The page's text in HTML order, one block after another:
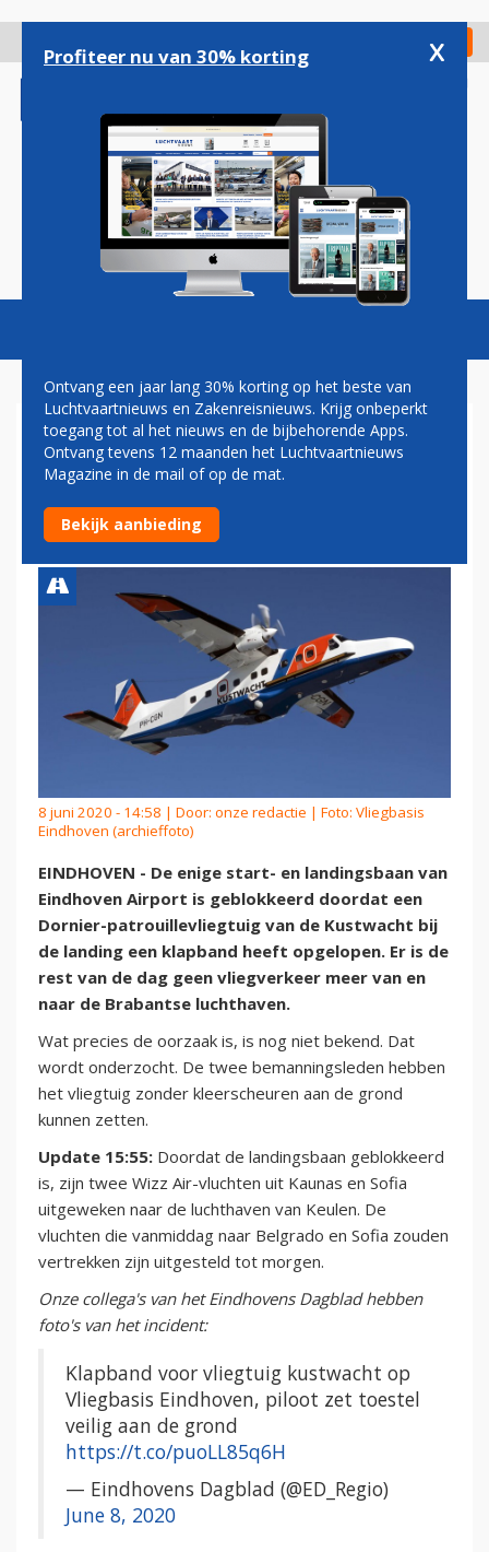
gaan
Check in
Magazine Podcasts Vacatures
STARTBAAN EINDHOVEN
GEBLOKKEERD DOOR
VLIEGTUIG MET KLAPBAND
8 juni 2020 - 14:58 | Door: onze redactie | Foto: Vliegbasis
Eindhoven (archieffoto)
EINDHOVEN - De enige start- en landingsbaan van
Eindhoven Airport is geblokkeerd doordat een
Dornier-patrouillevliegtuig van de Kustwacht bij
de landing een klapband heeft opgelopen. Er is de
rest van de dag geen vliegverkeer meer van en
naar de Brabantse luchthaven.
Wat precies de oorzaak is, is nog niet bekend. Dat
wordt onderzocht. De twee bemanningsleden hebben
het vliegtuig zonder kleerscheuren aan de grond
kunnen zetten.
Update 15:55: Doordat de landingsbaan geblokkeerd
is, zijn twee Wizz Air-vluchten uit Kaunas en Sofia
uitgeweken naar de luchthaven van Keulen. De
vluchten die vanmiddag naar Belgrado en Sofia zouden
vertrekken zijn uitgesteld tot morgen.
Onze collega's van het Eindhovens Dagblad hebben
foto's van het incident:
Klapband voor vliegtuig kustwacht op
Vliegbasis Eindhoven, piloot zet toestel
veilig aan de grond
https://t.co/puoLL85q6H
— Eindhovens Dagblad (@ED_Regio)
June 8, 2020
Profiteer nu van 30% korting x
Ontvang een jaar lang 30% korting op het beste van
Luchtvaartnieuws en Zakenreisnieuws. Krijg onbeperkt
toegang tot al het nieuws en de bijbehorende Apps.
Ontvang tevens 12 maanden het Luchtvaartnieuws
Magazine in de mail of op de mat.
Bekijk aanbieding